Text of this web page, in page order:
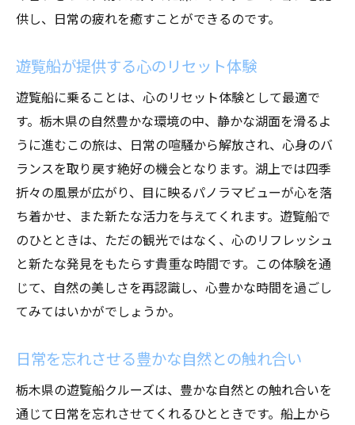
供し、日常の疲れを癒すことができるのです。
遊覧船が提供する心のリセット体験
遊覧船に乗ることは、心のリセット体験として最適で
す。栃木県の自然豊かな環境の中、静かな湖面を滑るよ
うに進むこの旅は、日常の喧騒から解放され、心身のバ
ランスを取り戻す絶好の機会となります。湖上では四季
折々の風景が広がり、目に映るパノラマビューが心を落
ち着かせ、また新たな活力を与えてくれます。遊覧船で
のひとときは、ただの観光ではなく、心のリフレッシュ
と新たな発見をもたらす貴重な時間です。この体験を通
じて、自然の美しさを再認識し、心豊かな時間を過ごし
てみてはいかがでしょうか。
日常を忘れさせる豊かな自然との触れ合い
栃木県の遊覧船クルーズは、豊かな自然との触れ合いを
通じて日常を忘れさせてくれるひとときです。船上から